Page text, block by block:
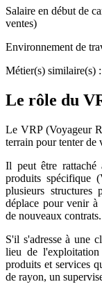
Salaire en début de
ventes)
Environnement de
Métier(s) similaire(s)
Le rôle du
Le VRP (Voyageur
terrain pour tenter de
Il peut être rattaché
produits spécifique
plusieurs structures
déplace pour venir à
de nouveaux contrats.
S'il s'adresse à une
lieu de
produits et services
de rayon, un